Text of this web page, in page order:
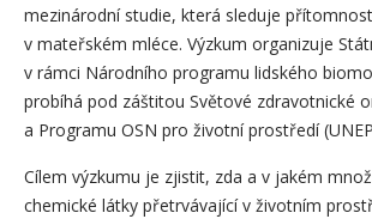
mezinárodní studie, která sleduje
v mateřském mléce. Výzkum organizuje
v rámci Národního programu lidského
probíhá pod záštitou Světové zdravotnické
a Programu OSN pro životní prostředí
Cílem výzkumu je zjistit, zda a v jakém
chemické látky přetrvávající v životním